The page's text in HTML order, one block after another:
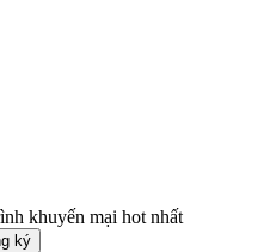
khuyến mại hot nhất
ký